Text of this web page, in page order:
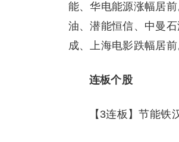
能、华电能源涨幅居
油、潜能恒信、中曼
成、上海电影跌幅居
连板个股
【3连板】节能铁